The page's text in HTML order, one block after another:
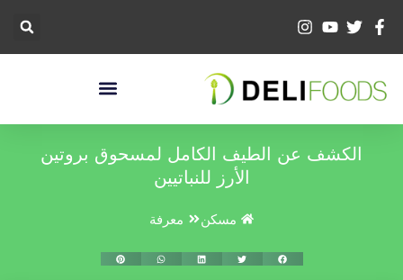
المحتوى
الكشف عن الطيف الكامل لمسحوق بروتين
الأرز للنباتيين
مسكن معرفة